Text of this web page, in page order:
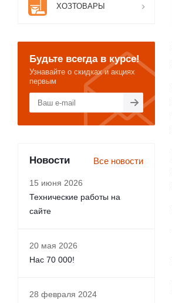
ХОЗТОВАРЫ
Будьте всегда в курсе!
Узнавайте о скидках и акциях
первым
Новости Все новости
15 июня 2026
Технические работы на
сайте
20 мая 2026
Нас 70 000!
28 февраля 2024